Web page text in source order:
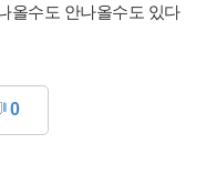
올수도 안나올수도 있다
0